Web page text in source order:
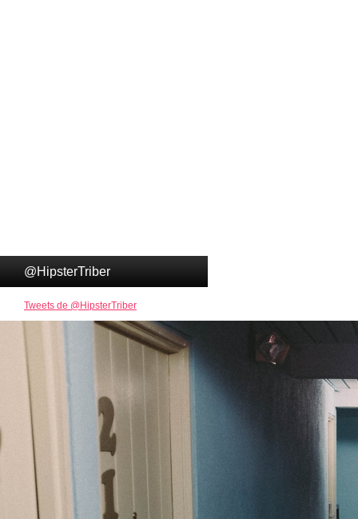
@HipsterTriber
Tweets de @HipsterTriber